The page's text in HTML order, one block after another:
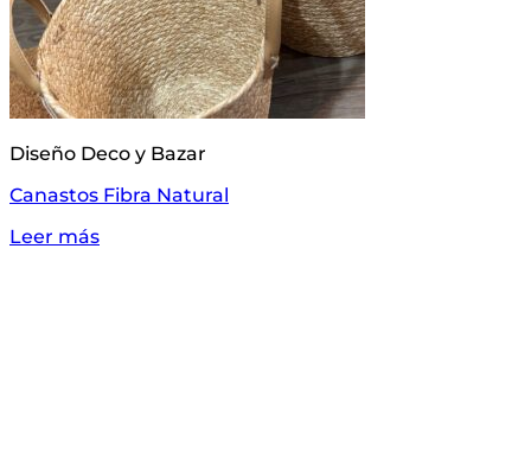
Diseño Deco y Bazar
Canastos Fibra Natural
Leer más